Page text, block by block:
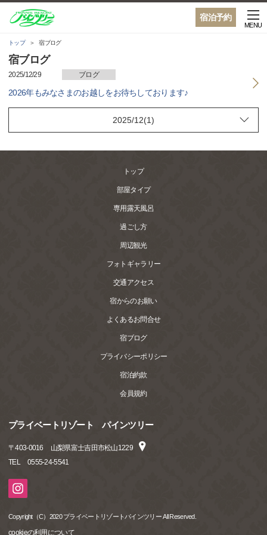
宿泊予約
MENU
トップ 宿ブログ
宿ブログ
2025/12/29 ブログ
2026年もみなさまのお越しをお待ちしております♪
トップ
部屋タイプ
専用露天風呂
過ごし方
周辺観光
フォトギャラリー
交通アクセス
宿からのお願い
よくあるお問合せ
宿ブログ
プライバシーポリシー
宿泊約款
会員規約
プライベートリゾート パインツリー
〒403-0016
山梨県富士吉田市松山1229
TEL
0555-24-5541
Copyright（C）2020 プライベートリゾートパインツリー All Reserved.
cookieの利用について